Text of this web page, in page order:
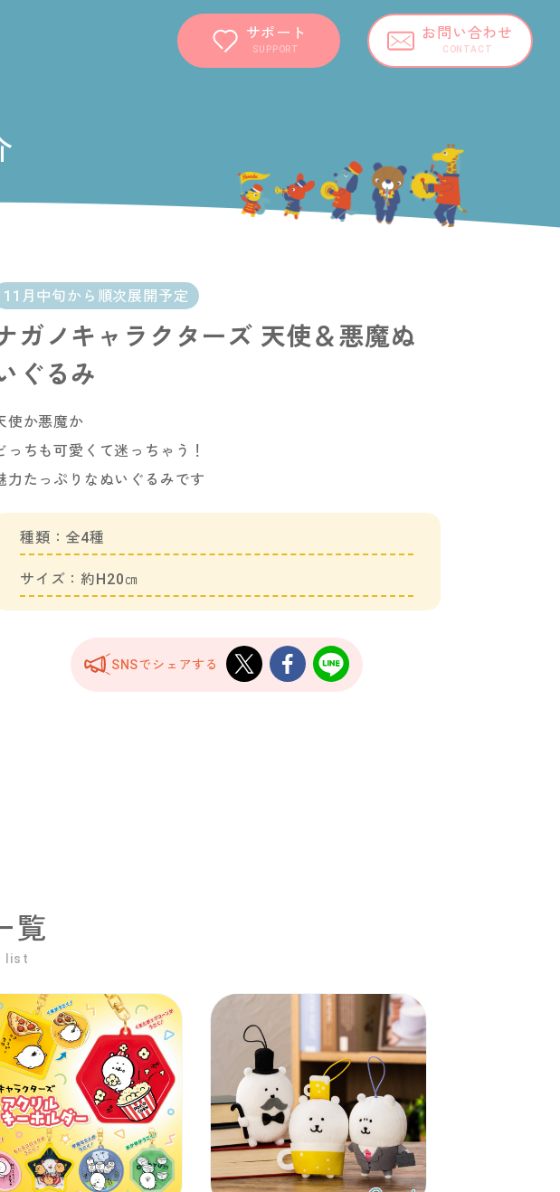
サポート
SUPPORT
お問い合わせ
CONTACT
11月中旬から順次展開予定
ガノキャラクターズ 天使＆悪魔ぬ
ぐるみ
使か悪魔か
っちも可愛くて迷っちゃう！
力たっぷりなぬいぐるみです
種類：全4種
サイズ：約H20㎝
SNSでシェアする
覧
list